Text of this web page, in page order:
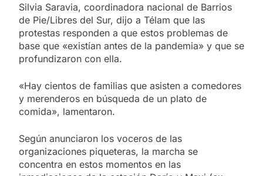
Silvia Saravia, coordinadora nacional de Barrios
de Pie/Libres del Sur, dijo a Télam que las
protestas responden a que estos problemas de
base que «existían antes de la pandemia» y que se
profundizaron con ella.
«Hay cientos de familias que asisten a comedores
y merenderos en búsqueda de un plato de
comida», lamentaron.
Según anunciaron los voceros de las
organizaciones piqueteras, la marcha se
concentra en estos momentos en las